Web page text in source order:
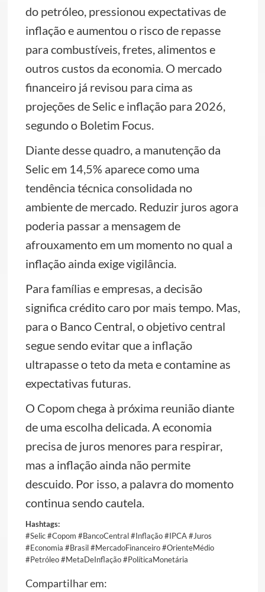
do petróleo, pressionou expectativas de
inflação e aumentou o risco de repasse
para combustíveis, fretes, alimentos e
outros custos da economia. O mercado
financeiro já revisou para cima as
projeções de Selic e inflação para 2026,
segundo o Boletim Focus.
Diante desse quadro, a manutenção da
Selic em 14,5% aparece como uma
tendência técnica consolidada no
ambiente de mercado. Reduzir juros agora
poderia passar a mensagem de
afrouxamento em um momento no qual a
inflação ainda exige vigilância.
Para famílias e empresas, a decisão
significa crédito caro por mais tempo. Mas,
para o Banco Central, o objetivo central
segue sendo evitar que a inflação
ultrapasse o teto da meta e contamine as
expectativas futuras.
O Copom chega à próxima reunião diante
de uma escolha delicada. A economia
precisa de juros menores para respirar,
mas a inflação ainda não permite
descuido. Por isso, a palavra do momento
continua sendo cautela.
Hashtags:
#Selic #Copom #BancoCentral #Inflação #IPCA #Juros
#Economia #Brasil #MercadoFinanceiro #OrienteMédio
#Petróleo #MetaDeInflação #PolíticaMonetária
Compartilhar em: